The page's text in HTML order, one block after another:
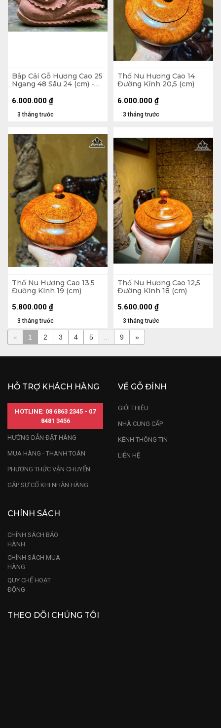
Bắp Cải Gỗ Hương Cao 25
Ngang 48 Sâu 24 (cm) -
3 tháng trước
6.000.000 ₫
Thố Nu Hương Cao 14
Đường Kính 20,5 (cm)
3 tháng trước
6.000.000 ₫
Thố Nu Hương Cao 13,5
Đường Kính 19 (cm)
3 tháng trước
5.800.000 ₫
Thố Nu Hương Cao 12,5
Đường Kính 18 (cm)
3 tháng trước
5.600.000 ₫
« 1 2 3 4 5 9 »
HỖ TRỢ KHÁCH HÀNG
HOTLINE: 08 6863 2345 - 07
8481 3456
HƯỚNG DẪN ĐẶT HÀNG
MUA HÀNG - THANH TOÁN
PHƯƠNG THỨC VẬN CHUYỂN
GẶP SỰ CỐ KHI NHẬN HÀNG
VỀ GỖ ĐỈNH
GIỚI THIỆU
NHÀ CUNG CẤP
KÊNH THÔNG TIN
LIÊN HỆ
CHÍNH SÁCH
CHÍNH SÁCH BẢO
HÀNH
CHÍNH SÁCH MUA
HÀNG
QUY CHẾ HOẠT
ĐỘNG
THEO DÕI CHÚNG TÔI